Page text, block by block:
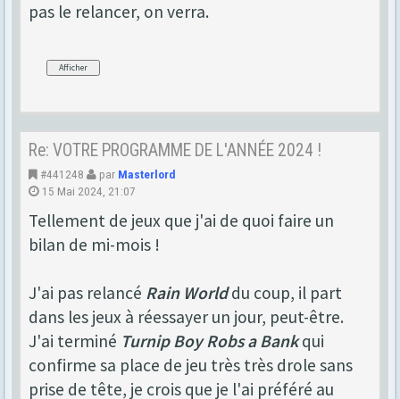
pas le relancer, on verra.
Re: VOTRE PROGRAMME DE L'ANNÉE 2024 !
#441248 par Masterlord
15 Mai 2024, 21:07
Tellement de jeux que j'ai de quoi faire un
bilan de mi-mois !
J'ai pas relancé Rain Worlddu coup, il part
dans les jeux à réessayer un jour, peut-être.
J'ai terminé Turnip Boy Robs a Bankqui
confirme sa place de jeu très très drole sans
prise de tête, je crois que je l'ai préféré au